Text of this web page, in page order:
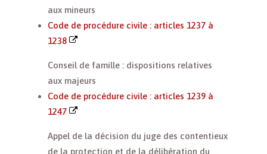
aux mineurs
Code de procédure civile : articles 1237 à
1238
Conseil de famille : dispositions relatives
aux majeurs
Code de procédure civile : articles 1239 à
1247
Appel de la décision du juge des contentieux
de la protection et de la délibération du